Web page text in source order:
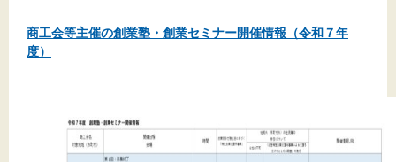
商工会等主催の創業塾・創業セミナー開催情報（令和７年
度）